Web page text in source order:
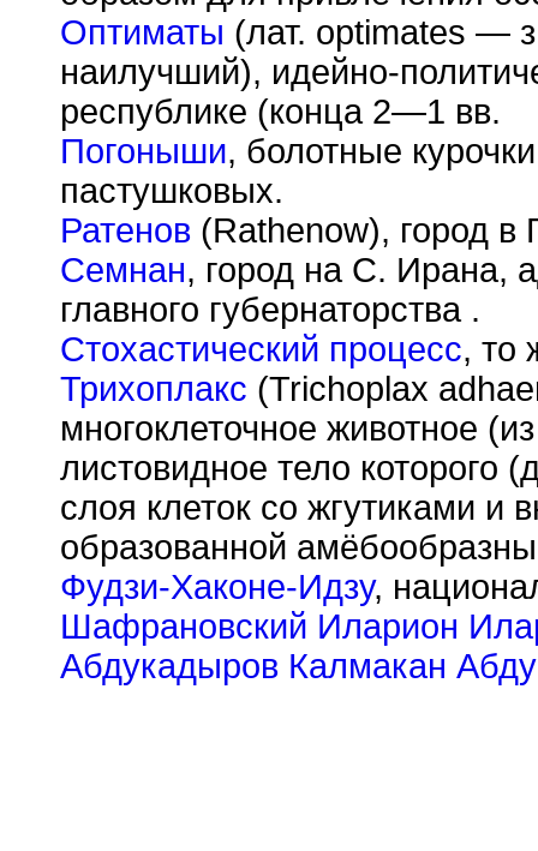
Оптиматы (лат. optimates —
наилучший), идейно-
республике (конца 2—1 вв.
Погоныши, болотные
пастушковых.
Ратенов (Rathenow), город в
Семнан, город на С. Ирана,
главного губернаторства .
Стохастический процесс, то
Трихоплакс (Trichoplax
многоклеточное животное
листовидное тело которого
слоя клеток со жгутиками и
образованной
Фудзи-Хаконе-Идзу,
Шафрановский Иларион
Абдукадыров Калмакан